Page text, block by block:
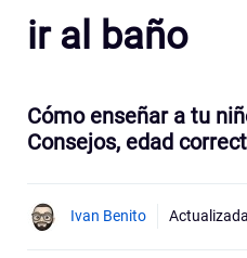
ir al baño
Cómo enseñar a tu
Consejos, edad
Ivan Benito